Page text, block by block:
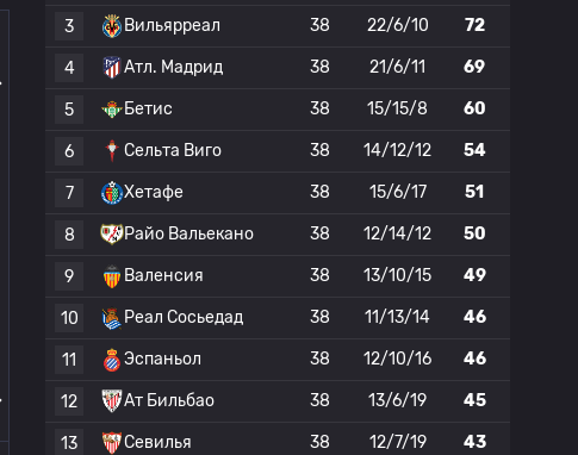
3 Вильярреал 38 22/6/10 72
4 Атл. Мадрид 38 21/6/11 69
5 Бетис 38 15/15/8 60
6 Сельта Виго 38 14/12/12 54
7 Хетафе 38 15/6/17 51
8 Райо Вальекано 38 12/14/12 50
9 Валенсия 38 13/10/15 49
10 Реал Сосьедад 38 11/13/14 46
11 Эспаньол 38 12/10/16 46
12 Ат Бильбао 38 13/6/19 45
13 Севилья 38 12/7/19 43